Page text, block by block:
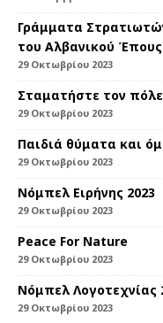
Γράμματα
του Αλβανικού Έπους
29 Οκτωβρίου 2023
Σταματήστε τον
29 Οκτωβρίου 2023
Παιδιά θύματα και
29 Οκτωβρίου 2023
Nόμπελ Ειρήνης 2023
29 Οκτωβρίου 2023
Peace For Nature
29 Οκτωβρίου 2023
Νόμπελ Λογοτεχνίας
29 Οκτωβρίου 2023